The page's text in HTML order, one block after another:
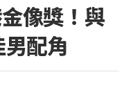
像獎！與
配角